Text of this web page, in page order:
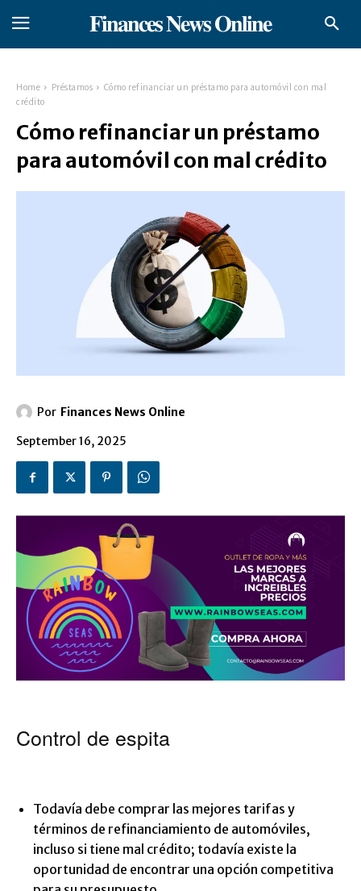
𝐅𝐢𝐧𝐚𝐧𝐜𝐞𝐬 𝐍𝐞𝐰𝐬 𝐎𝐧𝐥𝐢𝐧𝐞
Home Préstamos
Cómo refinanciar un préstamo para automóvil con mal
crédito
Cómo refinanciar un préstamo
para automóvil con mal crédito
Por Finances News Online
September 16, 2025
Control de espita
Todavía debe comprar las mejores tarifas y
términos de refinanciamiento de automóviles,
incluso si tiene mal crédito; todavía existe la
oportunidad de encontrar una opción competitiva